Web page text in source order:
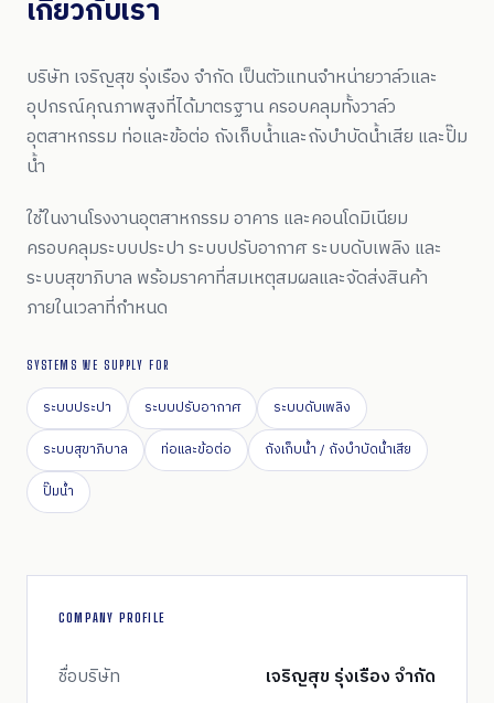
เกี่ยวกับเรา
บริษัท เจริญสุข รุ่งเรือง จำกัด เป็นตัวแทนจำหน่ายวาล์วและ
อุปกรณ์คุณภาพสูงที่ได้มาตรฐาน ครอบคลุมทั้งวาล์ว
อุตสาหกรรม ท่อและข้อต่อ ถังเก็บน้ำและถังบำบัดน้ำเสีย และปั๊ม
น้ำ
ใช้ในงานโรงงานอุตสาหกรรม อาคาร และคอนโดมิเนียม
ครอบคลุมระบบประปา ระบบปรับอากาศ ระบบดับเพลิง และ
ระบบสุขาภิบาล พร้อมราคาที่สมเหตุสมผลและจัดส่งสินค้า
ภายในเวลาที่กำหนด
SYSTEMS WE SUPPLY FOR
ระบบประปา ระบบปรับอากาศ
ระบบดับเพลิง
ระบบสุขาภิบาล
ท่อและข้อต่อ
ถังเก็บน้ำ / ถังบำบัดน้ำเสีย
ปั๊มน้ำ
COMPANY PROFILE
ชื่อบริษัท
เจริญสุข รุ่งเรือง จำกัด